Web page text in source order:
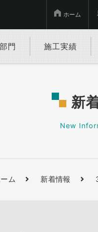
ホーム
門 施工実績
新
New
ム 新着情報